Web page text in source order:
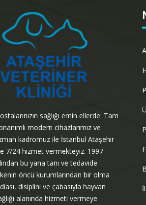
sağlığı emin ellerde. Tam
modern cihazlarımız ve
kadromuz ile İstanbul Ataşehir
7/24 hizmet vermekteyiz. 1997
bu yana tanı ve tedavide
öncü kurumlarından bir olma
disiplini ve çabasıyla hayvan
alanında hizmeti vermeye